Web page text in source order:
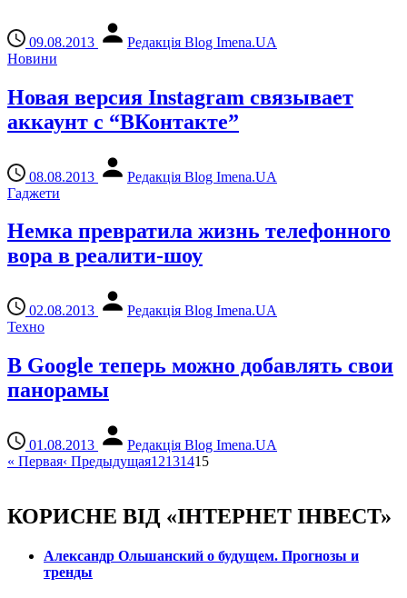
09.08.2013
Редакція Blog Imena.UA
Новини
Новая версия Instagram связывает
аккаунт с “ВКонтакте”
08.08.2013
Редакція Blog Imena.UA
Гаджети
Немка превратила жизнь телефонного
вора в реалити-шоу
02.08.2013
Редакція Blog Imena.UA
Техно
В Google теперь можно добавлять свои
панорамы
01.08.2013
Редакція Blog Imena.UA
« Первая‹ Предыдущая12131415
КОРИСНЕ ВІД «ІНТЕРНЕТ ІНВЕСТ»
Александр Ольшанский о будущем. Прогнозы и
тренды